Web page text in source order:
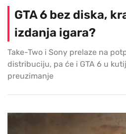
GTA 6 bez diska,
izdanja igara?
Take-Two i Sony prelaze na
distribuciju, pa će i GTA 6 u
preuzimanje